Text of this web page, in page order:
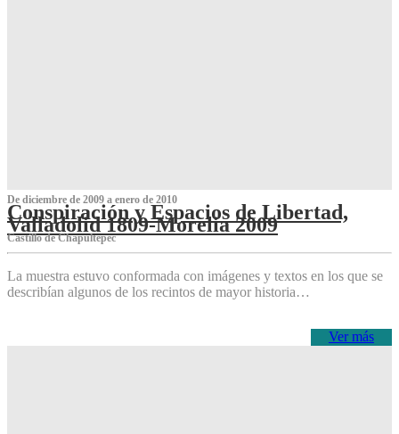
De diciembre de 2009 a enero de 2010
Conspiración y Espacios de Libertad,
Valladolid 1809-Morelia 2009
Castillo de Chapultepec
La muestra estuvo conformada con imágenes y textos en los que se
describían algunos de los recintos de mayor historia…
Ver más